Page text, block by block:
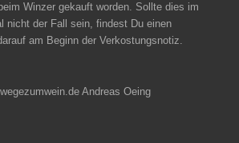
Winzer gekauft worden. Sollte dies im
nicht der Fall sein, findest Du einen
am Beginn der Verkostungsnotiz.
Andreas Oeing